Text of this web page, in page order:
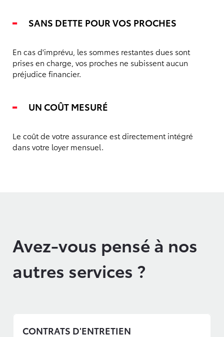
SANS DETTE POUR VOS PROCHES
En cas d'imprévu, les sommes restantes dues sont
prises en charge, vos proches ne subissent aucun
préjudice financier.
UN COÛT MESURÉ
Le coût de votre assurance est directement intégré
dans votre loyer mensuel.
Avez-vous pensé à nos
autres services ?
CONTRATS D'ENTRETIEN